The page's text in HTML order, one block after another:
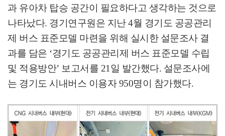
과 유아차 탑승 공간이 필요하다고 생각하는 것으로
나타났다. 경기연구원은 지난4월 경기도 공공관리
제 버스 표준모델 마련을 위해 실시한 설문조사 결
과를 담은 ‘경기도 공공관리제 버스 표준모델 수립
및 적용방안’ 보고서를 21 일 발간했다. 설문조사에
는 경기도 시내버스 이용자950명이 참가했다.